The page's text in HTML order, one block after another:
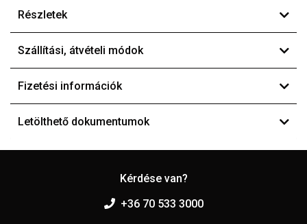
Részletek
Szállítási, átvételi módok
Fizetési információk
Letölthető dokumentumok
Kérdése van?
+36 70 533 3000